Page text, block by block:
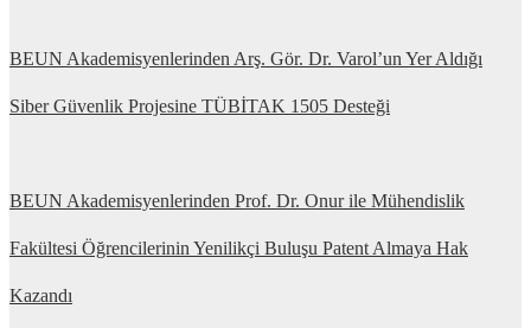
BEUN Akademisyenlerinden Arş. Gör. Dr. Varol’un Yer Aldığı
Siber Güvenlik Projesine TÜBİTAK 1505 Desteği
BEUN Akademisyenlerinden Prof. Dr. Onur ile Mühendislik
Fakültesi Öğrencilerinin Yenilikçi Buluşu Patent Almaya Hak
Kazandı